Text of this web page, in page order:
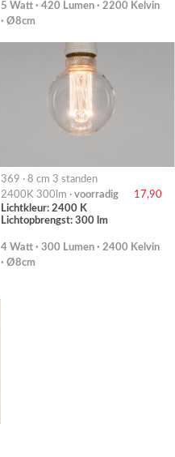
5 Watt · 420 Lumen · 2200 Kelvin
· Ø8cm
369 · 8 cm 3 standen
2400K 300lm · voorradig
17,90
Lichtkleur: 2400 K
Lichtopbrengst: 300 lm
4 Watt · 300 Lumen · 2400 Kelvin
· Ø8cm